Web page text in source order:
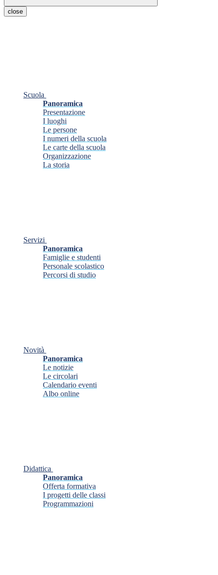
close
Scuola
Panoramica
Presentazione
I luoghi
Le persone
I numeri della scuola
Le carte della scuola
Organizzazione
La storia
Servizi
Panoramica
Famiglie e studenti
Personale scolastico
Percorsi di studio
Novità
Panoramica
Le notizie
Le circolari
Calendario eventi
Albo online
Didattica
Panoramica
Offerta formativa
I progetti delle classi
Programmazioni